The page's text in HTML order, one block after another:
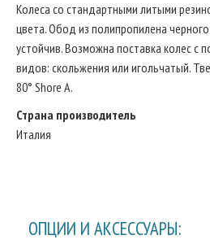
Колеса со стандартными литыми
цвета. Обод из полипропилена
устойчив. Возможна поставка колес с
видов: скольжения или игольчатый.
80° Shore A.
Страна производитель
Италия
ОПЦИИ И АКСЕССУАРЫ: